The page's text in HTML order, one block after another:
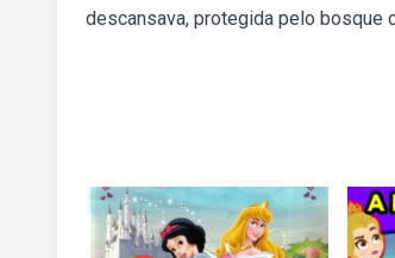
descansava, protegida pelo bosque